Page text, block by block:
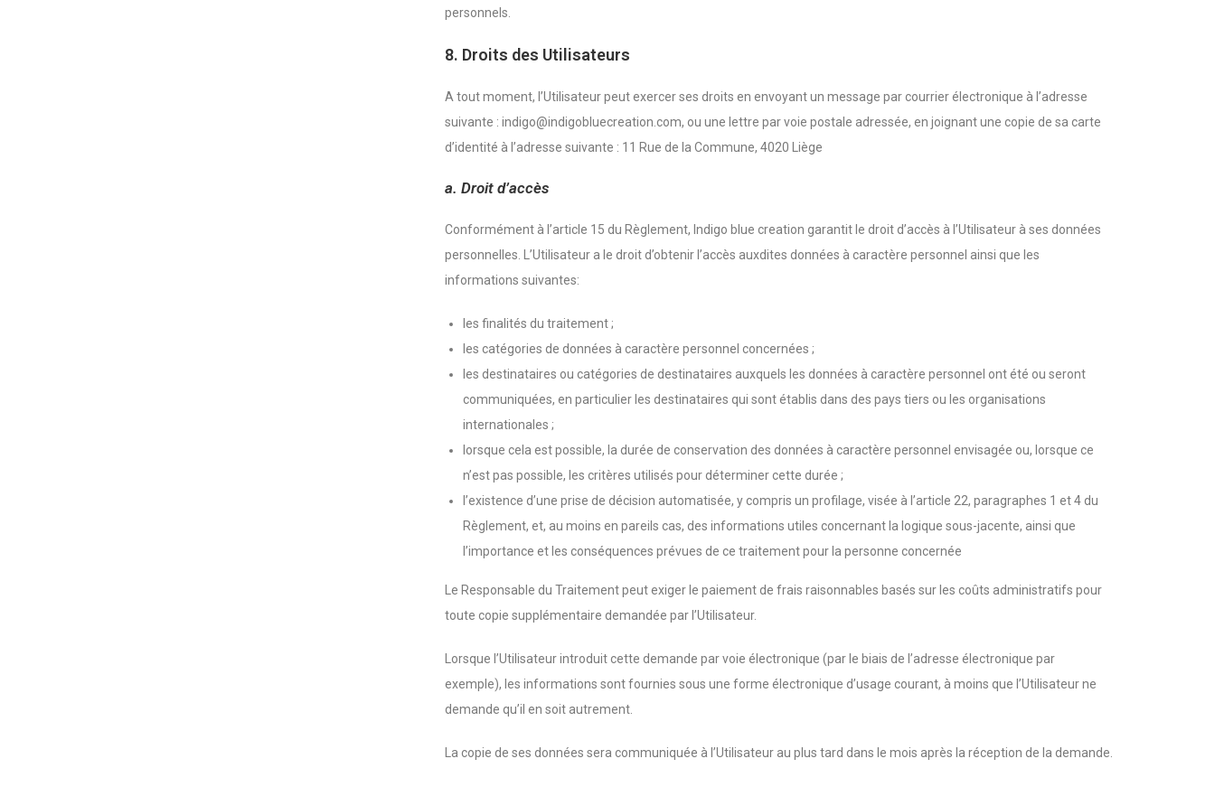
personnels.
8. Droits des Utilisateurs
A tout moment, l’Utilisateur peut exercer ses droits en envoyant un message par courrier électronique à l’adresse
suivante : indigo@indigobluecreation.com, ou une lettre par voie postale adressée, en joignant une copie de sa carte
d’identité à l’adresse suivante : 11 Rue de la Commune, 4020 Liège
a. Droit d’accès
Conformément à l’article 15 du Règlement, Indigo blue creation garantit le droit d’accès à l’Utilisateur à ses données
personnelles. L’Utilisateur a le droit d’obtenir l’accès auxdites données à caractère personnel ainsi que les
informations suivantes:
les finalités du traitement ;
les catégories de données à caractère personnel concernées ;
les destinataires ou catégories de destinataires auxquels les données à caractère personnel ont été ou seront
communiquées, en particulier les destinataires qui sont établis dans des pays tiers ou les organisations
internationales ;
lorsque cela est possible, la durée de conservation des données à caractère personnel envisagée ou, lorsque ce
n’est pas possible, les critères utilisés pour déterminer cette durée ;
l’existence d’une prise de décision automatisée, y compris un profilage, visée à l’article 22, paragraphes 1 et 4 du
Règlement, et, au moins en pareils cas, des informations utiles concernant la logique sous-jacente, ainsi que
l’importance et les conséquences prévues de ce traitement pour la personne concernée
Le Responsable du Traitement peut exiger le paiement de frais raisonnables basés sur les coûts administratifs pour
toute copie supplémentaire demandée par l’Utilisateur.
Lorsque l’Utilisateur introduit cette demande par voie électronique (par le biais de l’adresse électronique par
exemple), les informations sont fournies sous une forme électronique d’usage courant, à moins que l’Utilisateur ne
demande qu’il en soit autrement.
La copie de ses données sera communiquée à l’Utilisateur au plus tard dans le mois après la réception de la demande.